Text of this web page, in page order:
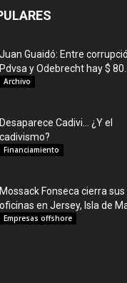
Juan Guaidó: Entre
Pdvsa y Odebrecht hay $
Archivo
Desaparece Cadivi… ¿Y el
cadivismo?
Financiamiento
Mossack Fonseca cierra sus
oficinas en Jersey, Isla de
Empresas offshore